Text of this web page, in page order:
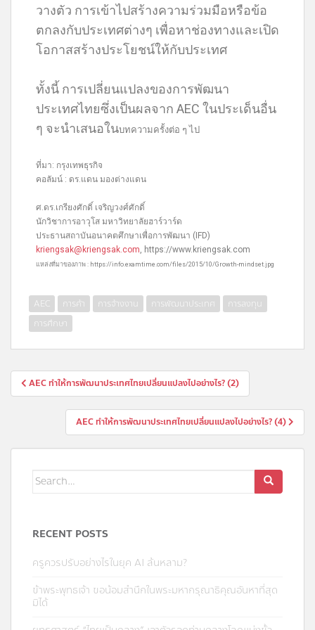
วางตัว การเข้าไปสร้างความร่วมมือหรือข้อ
ตกลงกับประเทศต่างๆ เพื่อหาช่องทางและเปิด
โอกาสสร้างประโยชน์ให้กับประเทศ
ทั้งนี้ การเปลี่ยนแปลงของการพัฒนา
ประเทศไทยซึ่งเป็นผลจาก AEC ในประเด็นอื่น
ๆ จะนำเสนอในบทความครั้งต่อ ๆ ไป
ที่มา: กรุงเทพธุรกิจ
คอลัมน์ : ดร.แดน มองต่างแดน
ศ.ดร.เกรียงศักดิ์ เจริญวงศ์ศักดิ์
นักวิชาการอาวุโส มหาวิทยาลัยฮาร์วาร์ด
ประธานสถาบันอนาคตศึกษาเพื่อการพัฒนา (IFD)
kriengsak@kriengsak.com , https://www.kriengsak.com
แหล่งที่มาของภาพ : https://info.examtime.com/files/2015/10/Growth-mindset.jpg
AEC การค้า การจ้างงาน การพัฒนาประเทศ
การลงทุน
การศึกษา
AEC ทำให้การพัฒนาประเทศไทยเปลี่ยนแปลงไปอย่างไร? (2)
AEC ทำให้การพัฒนาประเทศไทยเปลี่ยนแปลงไปอย่างไร? (4)
RECENT POSTS
ครูควรปรับอย่างไรในยุค AI ล้นหลาม?
ข้าพระพุทธเจ้า ขอน้อมสำนึกในพระมหากรุณาธิคุณอันหาที่สุด
มิได้